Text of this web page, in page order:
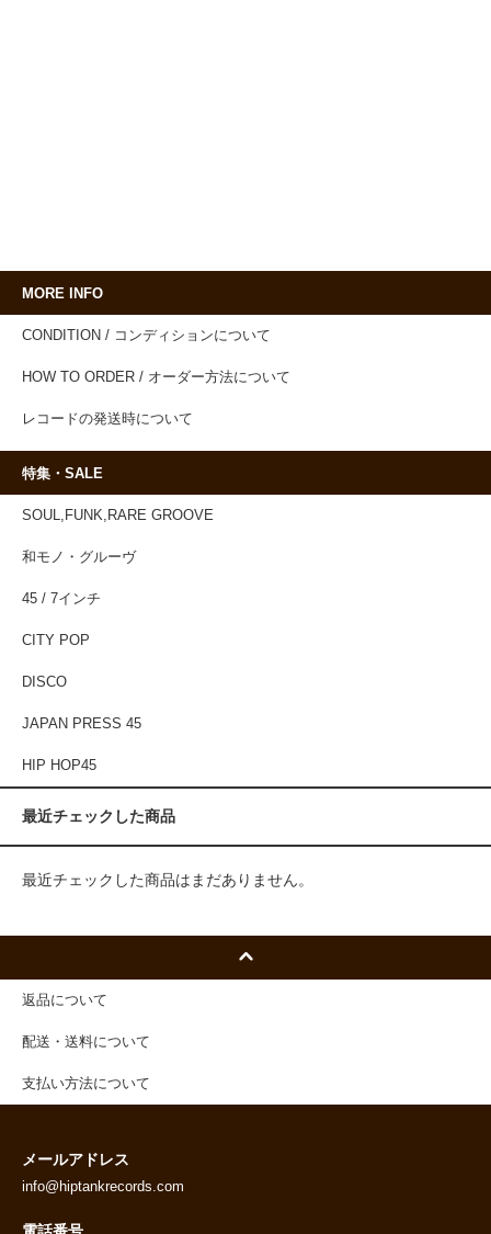
MORE INFO
CONDITION / コンディションについて
HOW TO ORDER / オーダー方法について
レコードの発送時について
特集・SALE
SOUL,FUNK,RARE GROOVE
和モノ・グルーヴ
45 / 7インチ
CITY POP
DISCO
JAPAN PRESS 45
HIP HOP45
最近チェックした商品
最近チェックした商品はまだありません。
返品について
配送・送料について
支払い方法について
メールアドレス
info@hiptankrecords.com